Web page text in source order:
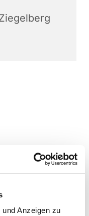
Anzeigen zu